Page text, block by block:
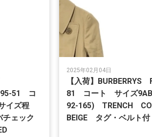
51 コ
イズ程
ェック
2025年02月04日
【入荷】BURBERRYS
81 コート サイズ
92-165) TRENCH
BEIGE タグ・ベルト付